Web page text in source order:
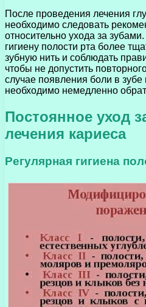
После проведения лечения
необходимо следовать
относительно ухода за
гигиену полости рта более
зубную нить и соблюдать
чтобы не допустить
случае появления боли в зубе
необходимо немедленно
Постоянное уход
лечения кариеса
Регулярная гигиена